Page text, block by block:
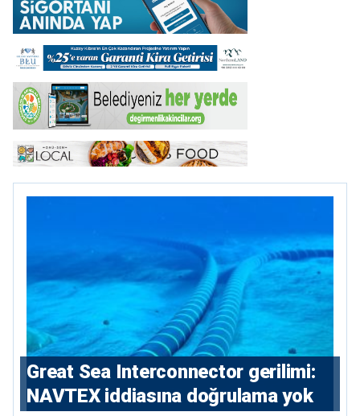
Great Sea Interconnector gerilimi:
NAVTEX iddiasına doğrulama yok